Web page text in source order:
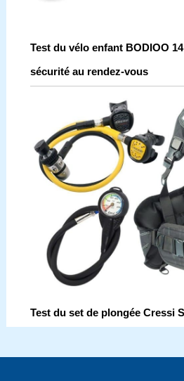
Test du vélo enfant BODIOO
sécurité au rendez-vous
Test du set de plongée Cressi